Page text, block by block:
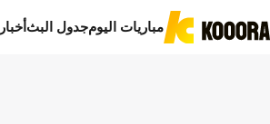
مباريات اليومجدول البثأخبار